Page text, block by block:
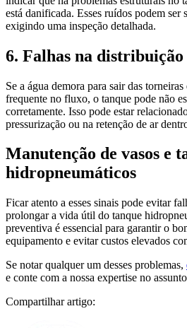
está danificada. Esses ruídos podem ser
exigindo uma inspeção detalhada.
6. Falhas na distribuição
Se a água demora para sair das
frequente no fluxo, o tanque pode não
corretamente. Isso pode estar
pressurização ou na retenção de ar
Manutenção de vasos e
hidropneumáticos
Ficar atento a esses sinais pode evitar
prolongar a vida útil do tanque
preventiva é essencial para garantir o
equipamento e evitar custos elevados
Se notar qualquer um desses problemas,
e conte com a nossa expertise no
Compartilhar artigo: